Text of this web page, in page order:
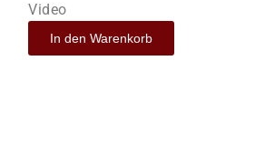
Video
In den Warenkorb